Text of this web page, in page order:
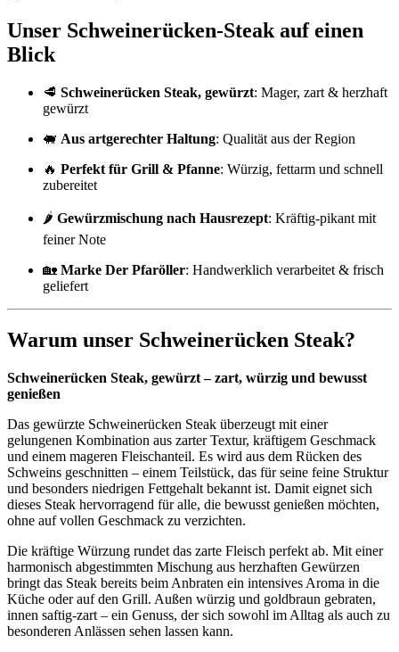
Unser Schweinerücken-Steak auf einen
Blick
🥩 Schweinerücken Steak, gewürzt: Mager, zart & herzhaft
gewürzt
🐖 Aus artgerechter Haltung: Qualität aus der Region
🔥 Perfekt für Grill & Pfanne: Würzig, fettarm und schnell
zubereitet
🌶️ Gewürzmischung nach Hausrezept: Kräftig-pikant mit
feiner Note
🏡 Marke Der Pfaröller: Handwerklich verarbeitet & frisch
geliefert
Warum unser Schweinerücken Steak?
Schweinerücken Steak, gewürzt – zart, würzig und bewusst
genießen
Das gewürzte Schweinerücken Steak überzeugt mit einer
gelungenen Kombination aus zarter Textur, kräftigem Geschmack
und einem mageren Fleischanteil. Es wird aus dem Rücken des
Schweins geschnitten – einem Teilstück, das für seine feine Struktur
und besonders niedrigen Fettgehalt bekannt ist. Damit eignet sich
dieses Steak hervorragend für alle, die bewusst genießen möchten,
ohne auf vollen Geschmack zu verzichten.
Die kräftige Würzung rundet das zarte Fleisch perfekt ab. Mit einer
harmonisch abgestimmten Mischung aus herzhaften Gewürzen
bringt das Steak bereits beim Anbraten ein intensives Aroma in die
Küche oder auf den Grill. Außen würzig und goldbraun gebraten,
innen saftig-zart – ein Genuss, der sich sowohl im Alltag als auch zu
besonderen Anlässen sehen lassen kann.